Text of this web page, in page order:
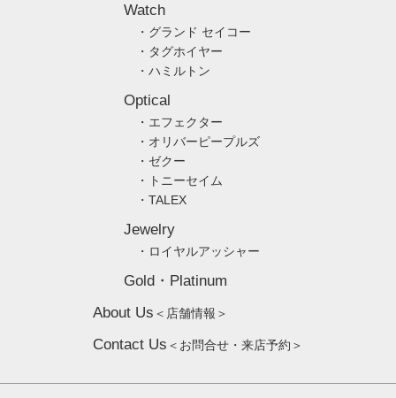
Watch
・グランド セイコー
・タグホイヤー
・ハミルトン
Optical
・エフェクター
・オリバーピープルズ
・ゼクー
・トニーセイム
・TALEX
Jewelry
・ロイヤルアッシャー
Gold・Platinum
About Us ＜店舗情報＞
Contact Us ＜お問合せ・来店予約＞